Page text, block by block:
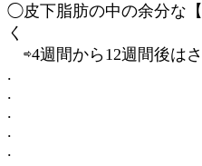
◯皮下脂肪の中の余分な
く
⇨4週間から12週間後は
.
.
.
.
.